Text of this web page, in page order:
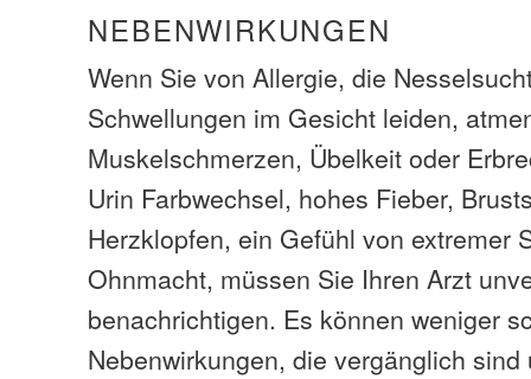
NEBENWIRKUNGEN
Wenn Sie von Allergie, die
Schwellungen im Gesicht leiden,
Muskelschmerzen, Übelkeit oder
Urin Farbwechsel, hohes Fieber,
Herzklopfen, ein Gefühl von extremer
Ohnmacht, müssen Sie Ihren Arzt
benachrichtigen. Es können weniger
Nebenwirkungen, die vergänglich